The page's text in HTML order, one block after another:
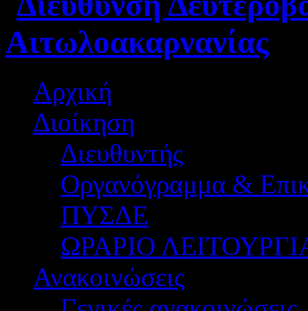
Αρχική
Διοίκηση
Διευθυντής
Οργανόγραμμα &
ΠΥΣΔΕ
ΩΡΑΡΙΟ
Ανακοινώσεις